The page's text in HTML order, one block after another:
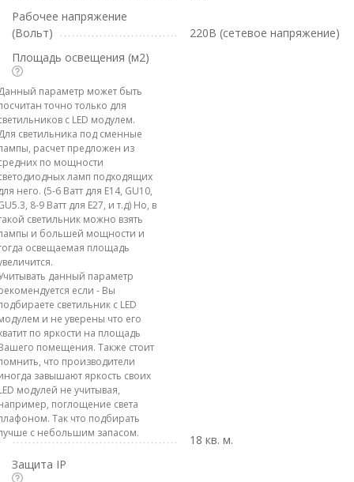
Рабочее напряжение
(Вольт)
220В (сетевое напряжение)
Площадь освещения (м2)
параметр может быть
точно только для
с LED модулем.
светильника под сменные
расчет предложен из
по мощности
ламп подходящих
него. (5-6 Ватт для E14, GU10,
8-9 Ватт для E27, и т.д) Но, в
светильник можно взять
и большей мощности и
освещаемая площадь
данный параметр
если - Вы
светильник с LED
и не уверены что его
по яркости на площадь
помещения. Также стоит
что производители
завышают яркость своих
модулей не учитывая,
поглощение света
Так что подбирать
с небольшим запасом.
18 кв. м.
Защита IP